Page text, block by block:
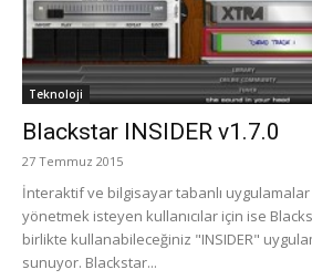
Teknoloji
Blackstar INSIDER v1.7.0
27 Temmuz 2015
İnteraktif ve bilgisayar tabanlı uygulamalar
yönetmek isteyen kullanıcılar için ise
birlikte kullanabileceğiniz "INSIDER"
sunuyor. Blackstar...